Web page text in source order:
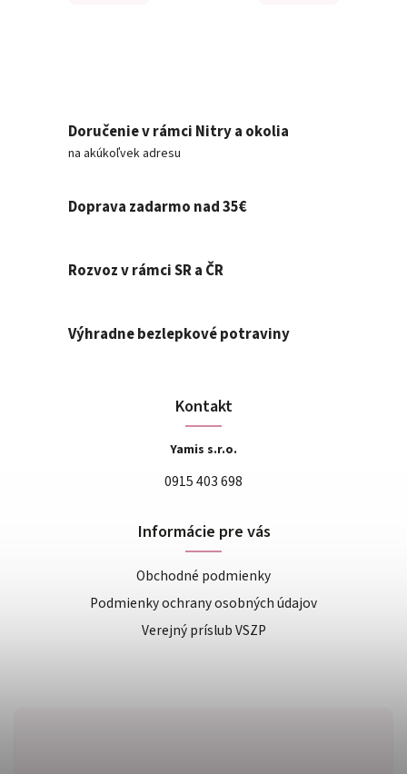
Doručenie v rámci Nitry a okolia
na akúkoľvek adresu
Doprava zadarmo nad 35€
Rozvoz v rámci SR a ČR
Výhradne bezlepkové potraviny
Kontakt
Yamis s.r.o.
0915 403 698
Informácie pre vás
Obchodné podmienky
Podmienky ochrany osobných údajov
Verejný príslub VSZP